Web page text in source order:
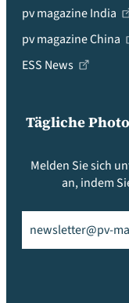
pv magazine India
pv magazine China
ESS News
Tägliche
Melden Sie sich
an, indem